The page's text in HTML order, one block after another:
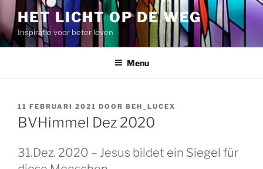
Spring
naar
de
inhoud
HET LICHT OP DE WEG
Inspiratie voor beter leven
Menu
GEPLAATST
OP
11 FEBRUARI 2021 DOOR BEH_LUCEX
BVHimmel Dez 2020
31.Dez. 2020 – Jesus bildet ein Siegel für